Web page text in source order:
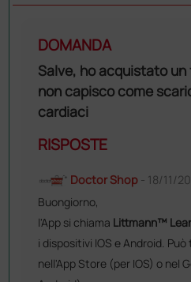
DOMANDA
Salve, ho acquistato
non capisco come
cardiaci
RISPOSTE
Doctor Shop- 18/11/
Buongiorno,
l'App si chiama Littmann™
i dispositivi IOS e Android.
nell'App Store (per IOS) o nel